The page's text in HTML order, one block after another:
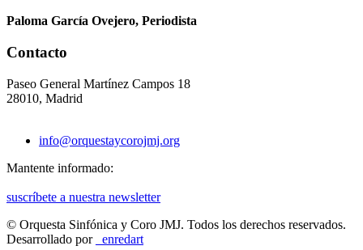
Paloma García Ovejero, Periodista
Contacto
Paseo General Martínez Campos 18
28010, Madrid
info@orquestaycorojmj.org
Mantente informado:
suscríbete a nuestra newsletter
© Orquesta Sinfónica y Coro JMJ. Todos los derechos reservados.
Desarrollado por
_enredart